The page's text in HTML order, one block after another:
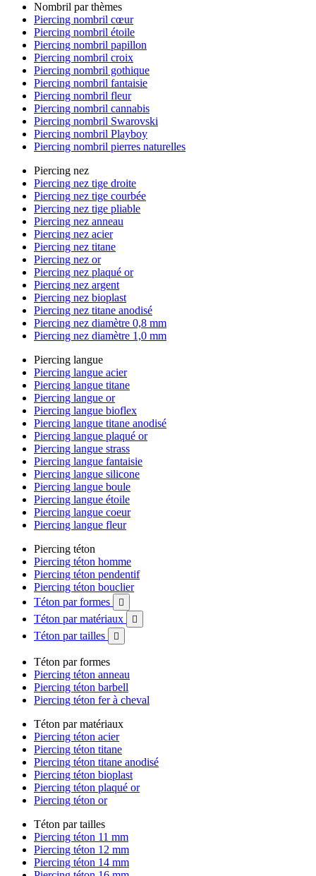
Nombril par thèmes
Piercing nombril cœur
Piercing nombril étoile
Piercing nombril papillon
Piercing nombril croix
Piercing nombril gothique
Piercing nombril fantaisie
Piercing nombril fleur
Piercing nombril cannabis
Piercing nombril Swarovski
Piercing nombril Playboy
Piercing nombril pierres naturelles
Piercing nez
Piercing nez tige droite
Piercing nez tige courbée
Piercing nez tige pliable
Piercing nez anneau
Piercing nez acier
Piercing nez titane
Piercing nez or
Piercing nez plaqué or
Piercing nez argent
Piercing nez bioplast
Piercing nez titane anodisé
Piercing nez diamètre 0,8 mm
Piercing nez diamètre 1,0 mm
Piercing langue
Piercing langue acier
Piercing langue titane
Piercing langue or
Piercing langue bioflex
Piercing langue titane anodisé
Piercing langue plaqué or
Piercing langue strass
Piercing langue fantaisie
Piercing langue silicone
Piercing langue boule
Piercing langue étoile
Piercing langue coeur
Piercing langue fleur
Piercing téton
Piercing téton homme
Piercing téton pendentif
Piercing téton bouclier
Téton par formes

Téton par matériaux 
Téton par tailles 
Téton par formes
Piercing téton anneau
Piercing téton barbell
Piercing téton fer à cheval
Téton par matériaux
Piercing téton acier
Piercing téton titane
Piercing téton titane anodisé
Piercing téton bioplast
Piercing téton plaqué or
Piercing téton or
Téton par tailles
Piercing téton 11 mm
Piercing téton 12 mm
Piercing téton 14 mm